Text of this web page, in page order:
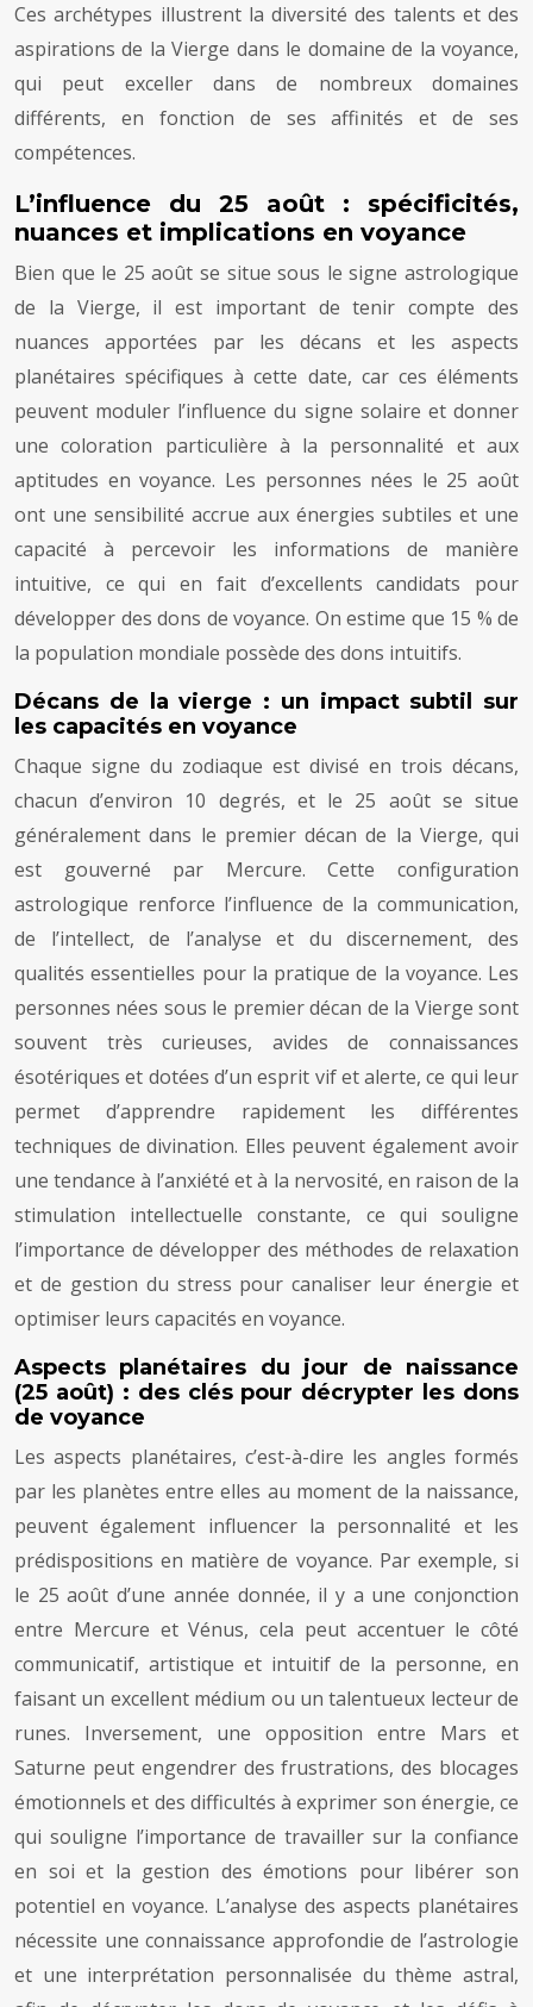
Ces archétypes illustrent la diversité des talents et des
aspirations de la Vierge dans le domaine de la voyance,
qui peut exceller dans de nombreux domaines
différents, en fonction de ses affinités et de ses
compétences.
L’influence du 25 août : spécificités,
nuances et implications en voyance
Bien que le 25 août se situe sous le signe astrologique
de la Vierge, il est important de tenir compte des
nuances apportées par les décans et les aspects
planétaires spécifiques à cette date, car ces éléments
peuvent moduler l’influence du signe solaire et donner
une coloration particulière à la personnalité et aux
aptitudes en voyance. Les personnes nées le 25 août
ont une sensibilité accrue aux énergies subtiles et une
capacité à percevoir les informations de manière
intuitive, ce qui en fait d’excellents candidats pour
développer des dons de voyance. On estime que 15 % de
la population mondiale possède des dons intuitifs.
Décans de la vierge : un impact subtil sur
les capacités en voyance
Chaque signe du zodiaque est divisé en trois décans,
chacun d’environ 10 degrés, et le 25 août se situe
généralement dans le premier décan de la Vierge, qui
est gouverné par Mercure. Cette configuration
astrologique renforce l’influence de la communication,
de l’intellect, de l’analyse et du discernement, des
qualités essentielles pour la pratique de la voyance. Les
personnes nées sous le premier décan de la Vierge sont
souvent très curieuses, avides de connaissances
ésotériques et dotées d’un esprit vif et alerte, ce qui leur
permet d’apprendre rapidement les différentes
techniques de divination. Elles peuvent également avoir
une tendance à l’anxiété et à la nervosité, en raison de la
stimulation intellectuelle constante, ce qui souligne
l’importance de développer des méthodes de relaxation
et de gestion du stress pour canaliser leur énergie et
optimiser leurs capacités en voyance.
Aspects planétaires du jour de naissance
(25 août) : des clés pour décrypter les dons
de voyance
Les aspects planétaires, c’est-à-dire les angles formés
par les planètes entre elles au moment de la naissance,
peuvent également influencer la personnalité et les
prédispositions en matière de voyance. Par exemple, si
le 25 août d’une année donnée, il y a une conjonction
entre Mercure et Vénus, cela peut accentuer le côté
communicatif, artistique et intuitif de la personne, en
faisant un excellent médium ou un talentueux lecteur de
runes. Inversement, une opposition entre Mars et
Saturne peut engendrer des frustrations, des blocages
émotionnels et des difficultés à exprimer son énergie, ce
qui souligne l’importance de travailler sur la confiance
en soi et la gestion des émotions pour libérer son
potentiel en voyance. L’analyse des aspects planétaires
nécessite une connaissance approfondie de l’astrologie
et une interprétation personnalisée du thème astral,